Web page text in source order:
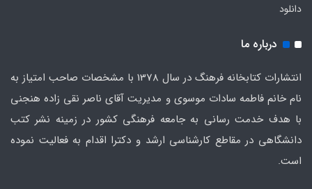
دانلود
درباره ما
انتشارات کتابخانه فرهنگ در سال 1378 با مشخصات صاحب امتیاز به
نام خانم فاطمه سادات موسوی و مدیریت آقای ناصر نقی زاده هنجنی
با هدف خدمت رسانی به جامعه فرهنگی کشور در زمینه نشر کتب
دانشگاهی در مقاطع کارشناسی ارشد و دکترا اقدام به فعالیت نموده
است.